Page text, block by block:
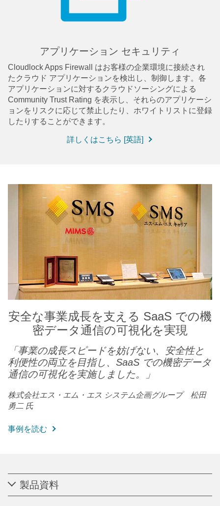
アプリケーション セキュリティ
Cloudlock Apps Firewall はお客様の企業環境に接続され
たクラウド アプリケーションを検出し、制御します。各
アプリケーションに対するクラウドソーシングによる
Community Trust Rating を表示し、それらのアプリケーシ
ョンをリスクに応じて禁止したり、ホワイトリストに登録
したりすることができます。
詳しくはこちら [英語]
安全な事業成長を支える SaaS での機
密データ通信の可視化を実現
「事業の成長スピードを妨げない、安全性と
利便性の両立を目指し、SaaS での機密データ
通信の可視化を実施しました。
」
株式会社エス・エム・エス システム企画グループ 松田
勇二 氏
事例を読む
製品資料